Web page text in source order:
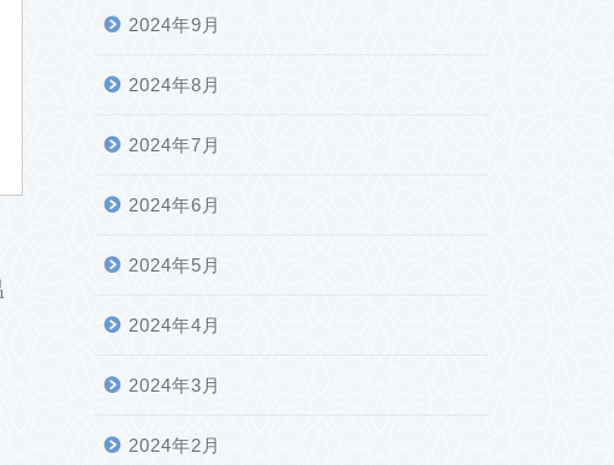
2024年9月
2024年8月
2024年7月
2024年6月
2024年5月
2024年4月
2024年3月
2024年2月